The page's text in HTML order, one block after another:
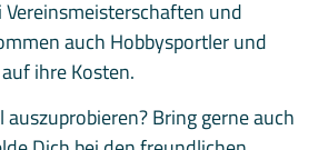
und
auch Hobbysportler und
ihre Kosten.
Bring gerne auch